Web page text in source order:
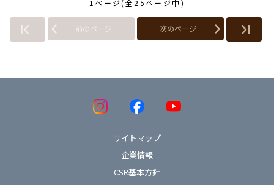
1ページ(全25ページ中)
前のページ 次のページ
サイトマップ
企業情報
CSR基本方針